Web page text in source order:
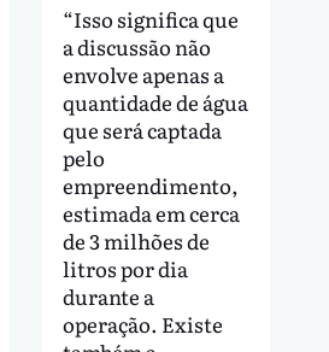
“Isso significa que
a discussão não
envolve apenas a
quantidade de água
que será captada
pelo
empreendimento,
estimada em cerca
de 3 milhões de
litros por dia
durante a
operação. Existe